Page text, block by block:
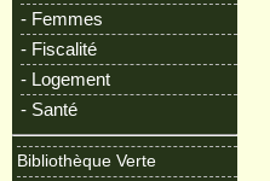
- Femmes
- Fiscalité
- Logement
- Santé
Bibliothèque Verte